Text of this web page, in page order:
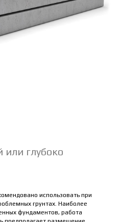
или глубоко
использовать при
грунтах. Наиболее
фундаментов, работа